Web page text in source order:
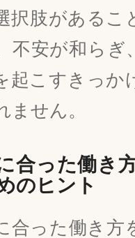
択肢があるこ
不安が和らぎ
起こすきっか
ません。
合った働き
のヒント
合った働き方